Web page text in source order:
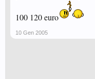
100 120 euro
10 Gen 2005